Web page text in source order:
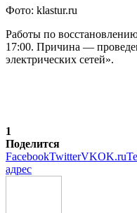
Фото: klastur.ru
Работы по
17:00. Причина —
электрических сетей».
1
Поделится
FacebookTwitterVKOK.ru
адрес